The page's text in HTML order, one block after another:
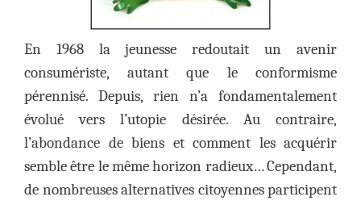
En 1968 la jeunesse redoutait un avenir
consumériste, autant que le conformisme
pérennisé. Depuis, rien n’a fondamentalement
évolué vers l’utopie désirée. Au contraire,
l’abondance de biens et comment les acquérir
semble être le même horizon radieux… Cependant,
de nombreuses alternatives citoyennes participent